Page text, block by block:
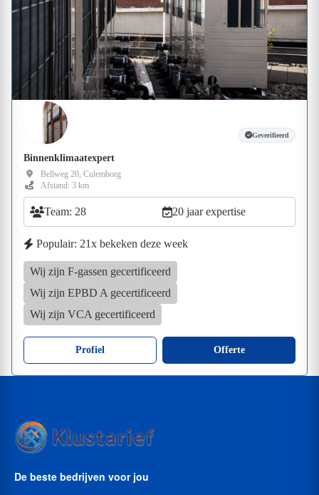
Geverifieerd
Binnenklimaatexpert
Bellweg 20, Culemborg
Afstand: 3 km
Team: 28 20 jaar expertise
Populair: 21x bekeken deze week
Wij zijn F-gassen gecertificeerd
Wij zijn EPBD A gecertificeerd
Wij zijn VCA gecertificeerd
Profiel Offerte
De beste bedrijven voor jou